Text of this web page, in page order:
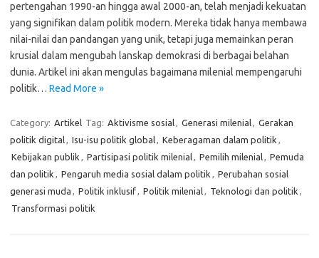
pertengahan 1990-an hingga awal 2000-an, telah menjadi kekuatan
yang signifikan dalam politik modern. Mereka tidak hanya membawa
nilai-nilai dan pandangan yang unik, tetapi juga memainkan peran
krusial dalam mengubah lanskap demokrasi di berbagai belahan
dunia. Artikel ini akan mengulas bagaimana milenial mempengaruhi
politik… Read More »
Category: Artikel Tag: Aktivisme sosial, Generasi milenial, Gerakan
politik digital, Isu-isu politik global, Keberagaman dalam politik ,
Kebijakan publik , Partisipasi politik milenial, Pemilih milenial, Pemuda
dan politik , Pengaruh media sosial dalam politik , Perubahan sosial
generasi muda , Politik inklusif, Politik milenial, Teknologi dan politik ,
Transformasi politik